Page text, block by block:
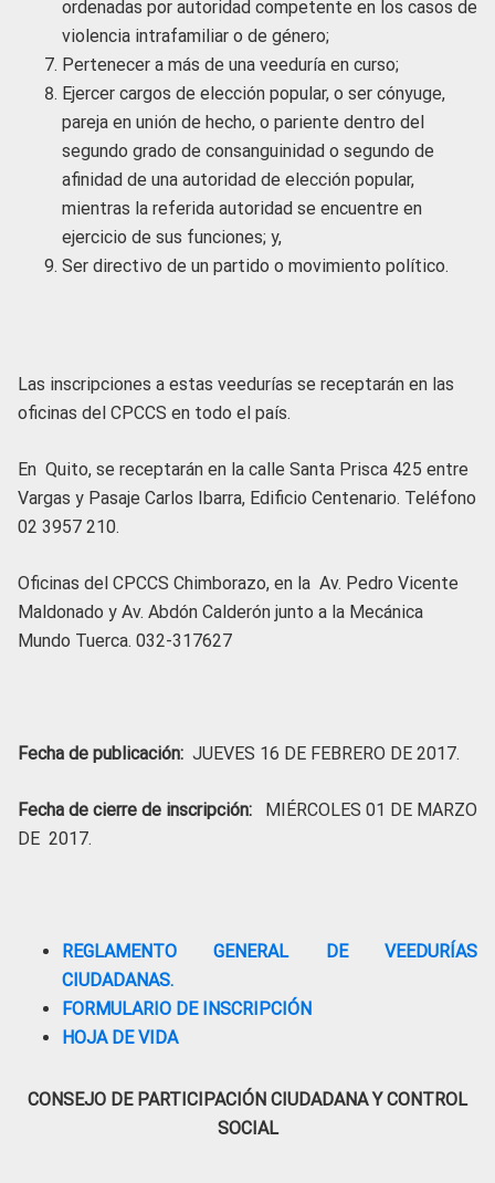
ordenadas por autoridad competente en los casos de
violencia intrafamiliar o de género;
Pertenecer a más de una veeduría en curso;
Ejercer cargos de elección popular, o ser cónyuge,
pareja en unión de hecho, o pariente dentro del
segundo grado de consanguinidad o segundo de
afinidad de una autoridad de elección popular,
mientras la referida autoridad se encuentre en
ejercicio de sus funciones; y,
Ser directivo de un partido o movimiento político.
Las inscripciones a estas veedurías se receptarán en las
oficinas del CPCCS en todo el país.
En Quito, se receptarán en la calle Santa Prisca 425 entre
Vargas y Pasaje Carlos Ibarra, Edificio Centenario. Teléfono
02 3957 210.
Oficinas del CPCCS Chimborazo, en la Av. Pedro Vicente
Maldonado y Av. Abdón Calderón junto a la Mecánica
Mundo Tuerca. 032-317627
Fecha de publicación: JUEVES 16 DE FEBRERO DE 2017.
Fecha de cierre de inscripción: MIÉRCOLES 01 DE MARZO
DE 2017.
REGLAMENTO GENERAL DE VEEDURÍAS
CIUDADANAS.
FORMULARIO DE INSCRIPCIÓN
HOJA DE VIDA
CONSEJO DE PARTICIPACIÓN CIUDADANA Y CONTROL
SOCIAL